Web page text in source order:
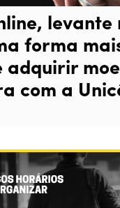
levante
forma
adquirir
com a